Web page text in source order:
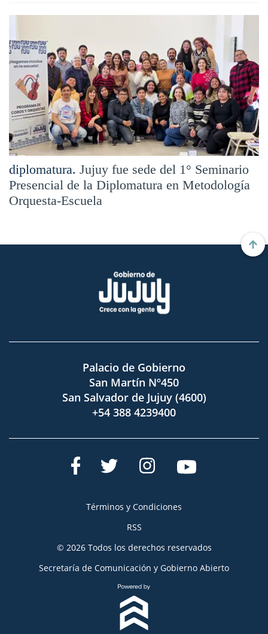
diplomatura. Jujuy fue sede del 1° Seminario
Presencial de la Diplomatura en Metodología
Orquesta-Escuela
Palacio de Gobierno
San Martín Nº450
San Salvador de Jujuy (4600)
+54 388 4239400
Términos y Condiciones
RSS
© 2026 Todos los derechos reservados
Secretaría de Comunicación y Gobierno Abierto